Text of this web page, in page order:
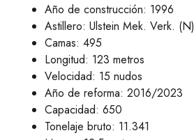
Año de construcción: 1996
Astillero: Ulstein Mek. Verk. (N)
Camas: 495
Longitud: 123 metros
Velocidad: 15 nudos
Año de reforma: 2016/2023
Capacidad: 650
Tonelaje bruto: 11.341